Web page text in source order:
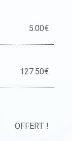
5.00€
127.50€
OFFERT !